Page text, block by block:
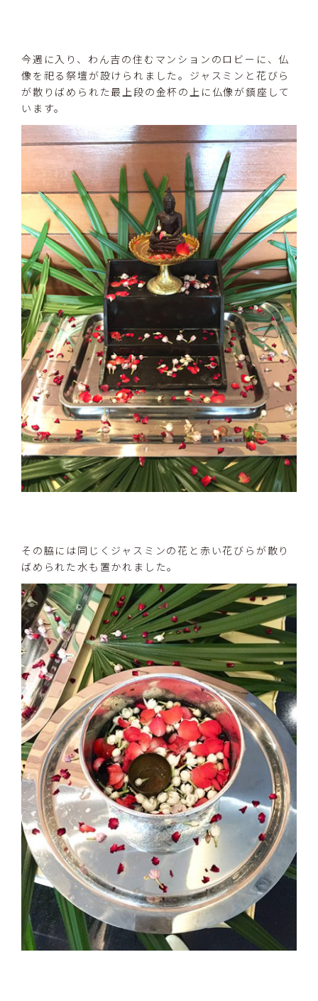
今週に入り、わん吉の住むマンションのロビーに、仏
像を祀る祭壇が設けられました。ジャスミンと花びら
が散りばめられた最上段の金杯の上に仏像が鎮座して
います。
その脇には同じくジャスミンの花と赤い花びらが散り
ばめられた水も置かれました。